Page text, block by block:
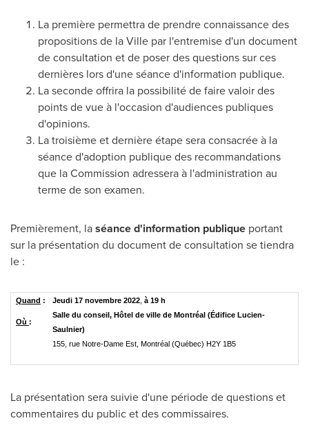
La première permettra de prendre connaissance des
propositions de la Ville par l'entremise d'un document
de consultation et de poser des questions sur ces
dernières lors d'une séance d'information publique.
La seconde offrira la possibilité de faire valoir des
points de vue à l'occasion d'audiences publiques
d'opinions.
La troisième et dernière étape sera consacrée à la
séance d'adoption publique des recommandations
que la Commission adressera à l'administration au
terme de son examen.
Premièrement, laséance d'information publique portant
sur la présentation du document de consultation se tiendra
le :
Quand : Jeudi 17 novembre 2022, à 19 h
Où :
Salle du conseil, Hôtel de ville de Montréal (Édifice Lucien-
Saulnier)
155, rue Notre-Dame Est, Montréal (Québec) H2Y 1B5
La présentation sera suivie d'une période de questions et
commentaires du public et des commissaires.